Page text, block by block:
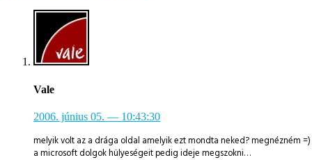
Vale
2006. június 05. — 10:43:30
melyik volt az a drága oldal amelyik ezt mondta neked? megnézném =)
a microsoft dolgok hülyeségeit pedig ideje megszokni…